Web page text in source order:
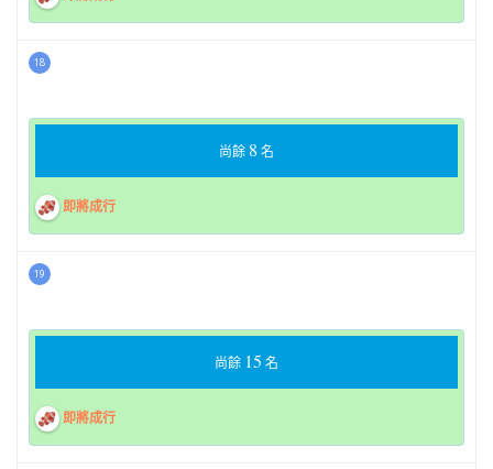
18
尚餘 8 名
即將成行
19
尚餘 15 名
即將成行